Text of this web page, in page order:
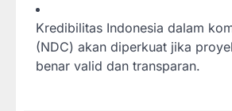
Kredibilitas Indonesia dalam
(NDC) akan diperkuat jika
benar valid dan transparan.